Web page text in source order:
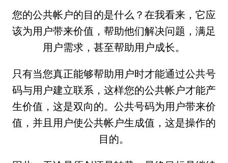
您的公共帐户的目的是什么？在我看来，它应
该为用户带来价值，帮助他们解决问题，满足
用户需求，甚至帮助用户成长。
只有当您真正能够帮助用户时才能通过公共号
码与用户建立联系，这样您的公共帐户才能产
生价值，这是双向的。公共号码为用户带来价
值，并且用户使公共帐户生成值，这是操作的
目的。